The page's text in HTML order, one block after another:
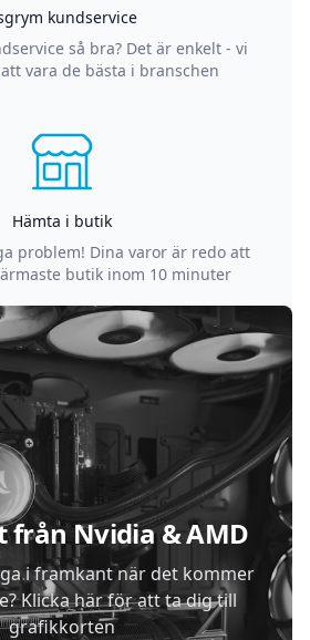
kundservice
så bra? Det är enkelt - vi
vara de bästa i branschen
Hämta i butik
problem! Dina varor är redo att
butik inom 10 minuter
Nvidia & AMD
i framkant när det kommer
Klicka här för att ta dig till
grafikkorten